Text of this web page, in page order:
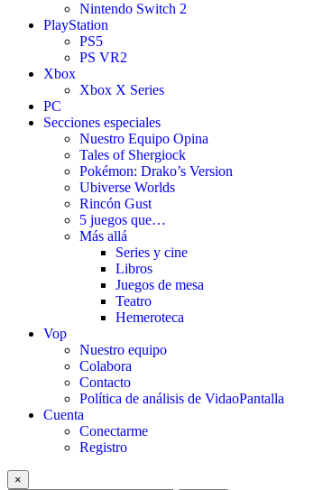
Nintendo Switch 2
PlayStation
PS5
PS VR2
Xbox
Xbox X Series
PC
Secciones especiales
Nuestro Equipo Opina
Tales of Shergiock
Pokémon: Drako’s Version
Ubiverse Worlds
Rincón Gust
5 juegos que…
Más allá
Series y cine
Libros
Juegos de mesa
Teatro
Hemeroteca
Vop
Nuestro equipo
Colabora
Contacto
Política de análisis de VidaoPantalla
Cuenta
Conectarme
Registro
×